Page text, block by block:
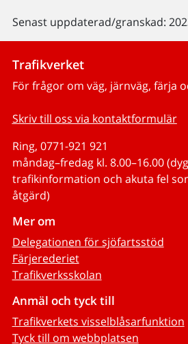
Senast uppdaterad/granskad:
Trafikverket
För frågor om väg, järnväg, färja
Skriv till oss via kontaktformulär
Ring, 0771-921 921
måndag–fredag kl. 8.00–16.00
trafikinformation och akuta fel
åtgärd)
Mer om
Delegationen för sjöfartsstöd
Färjerederiet
Trafikverksskolan
Anmäl och tyck till
Trafikverkets visselblåsarfunktion
Tyck till om webbplatsen